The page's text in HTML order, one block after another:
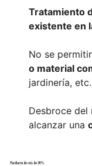
Tratamiento
existente en
No se
o material
jardinería,
Desbroce del
alcanzar una